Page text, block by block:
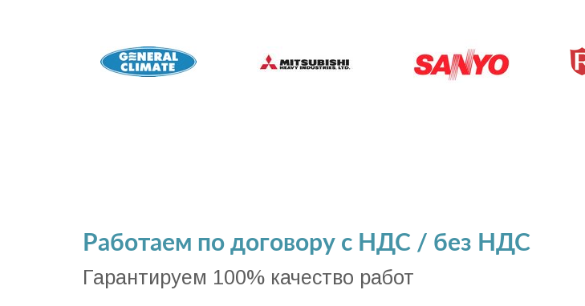
Работаем по договору с НДС / без НДС
Гарантируем 100% качество работ